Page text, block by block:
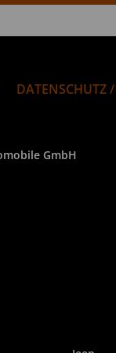
DATENSCHUTZ
GmbH